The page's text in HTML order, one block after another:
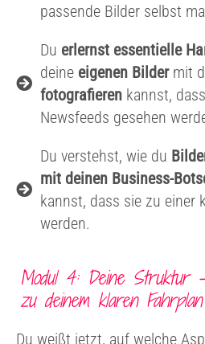
passende Bilder selbst
Du erlernst essentielle
deine eigenen Bildermit
fotografieren kannst,
Newsfeeds gesehen
Du verstehst, wie du
mit deinen Business-
kannst, dass sie zu einer
werden.
Modul 4: Deine Struktur
zu deinem klaren Fahrplan
Du weißt jetzt, auf welche